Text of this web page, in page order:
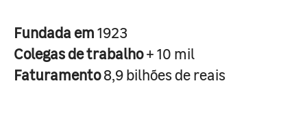
Fundada em1923
Colegas de trabalho+ 10 mil
Faturamento8,9 bilhões de reais